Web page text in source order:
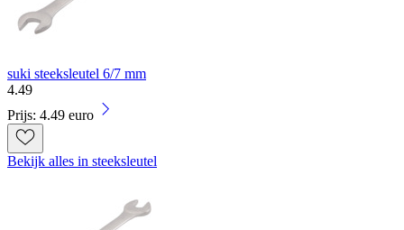
suki steeksleutel 6/7 mm
4.49
Prijs: 4.49 euro
Bekijk alles in steeksleutel